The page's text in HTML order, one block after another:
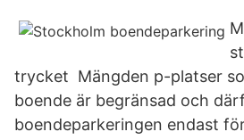
trycket Mängden p-platser
boende är begränsad och
boendeparkeringen endast